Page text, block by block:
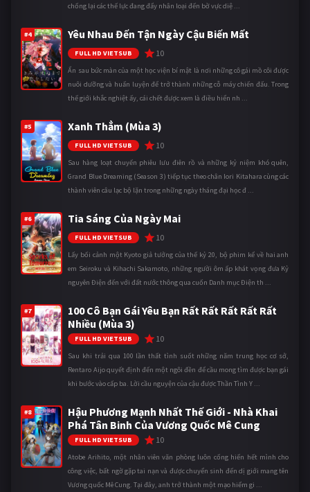
chống lại các thế lực đang đẩy nhân loại đến bờ vực diệ ...
#4 Yêu Nhau Đến Tận Ngày Cậu Biến Mất
FULL HD VIETSUB 10
Ẩn sau bức màn của một học viện bí mật là nơi những cô gái mồ côi được
nuôi dưỡng và huấn luyện để trở thành những cỗ máy chiến đấu. Trong
thế giới khắc nghiệt ấy, cái chết được xem là điều hiển nh ...
#5 Xanh Thẳm (Mùa 3)
FULL HD VIETSUB 10
Sau hàng loạt chuyến phiêu lưu điên rồ và những kỷ niệm khó quên,
Grand Blue Dreaming (Season 3) tiếp tục theo chân Iori Kitahara cùng các
thành viên câu lạc bộ lặn trong những ngày tháng đại học đ ...
#6 Tia Sáng Của Ngày Mai
FULL HD VIETSUB 10
Lấy bối cảnh một Kyoto giả tưởng của thế kỷ 20, bộ phim kể về hai anh
em Seiroku và Kihachi Sakamoto, những người ôm ấp khát vọng đưa Kỷ
nguyên Điện đến với đất nước thông qua cuốn Danh mục Điện th ...
#7
100 Cô Bạn Gái Yêu Bạn Rất Rất Rất Rất Rất
Nhiều (Mùa 3)
FULL HD VIETSUB 10
Sau khi trải qua 100 lần thất tình suốt những năm trung học cơ sở,
Rentaro Aijo quyết định đến một ngôi đền để cầu mong tìm được bạn gái
khi bước vào cấp ba. Lời cầu nguyện của cậu được Thần Tình Y ...
#8
Hậu Phương Mạnh Nhất Thế Giới - Nhà Khai
Phá Tân Binh Của Vương Quốc Mê Cung
FULL HD VIETSUB 10
Atobe Arihito, một nhân viên văn phòng luôn cống hiến hết mình cho
công việc, bất ngờ gặp tai nạn và được chuyển sinh đến dị giới mang tên
Vương quốc Mê Cung. Tại đây, anh trở thành một mạo hiểm gi ...